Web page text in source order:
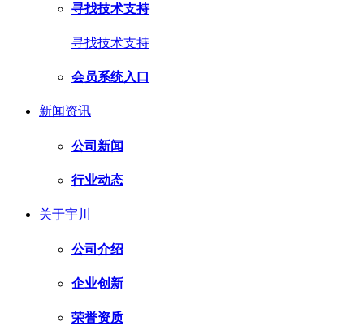
寻找技术支持
寻找技术支持
会员系统入口
新闻资讯
公司新闻
行业动态
关于宇川
公司介绍
企业创新
荣誉资质